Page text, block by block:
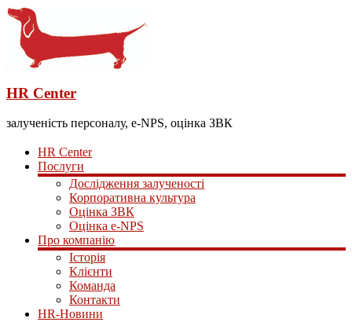
HR Center
залученість персоналу, e-NPS, оцінка ЗВК
HR Center
Послуги
Дослідження залученості
Корпоративна культура
Оцінка ЗВК
Оцінка e-NPS
Про компанію
Історія
Клієнти
Команда
Контакти
HR-Новини